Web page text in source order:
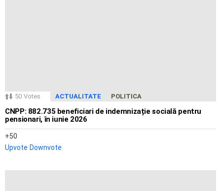
50 Votes ACTUALITATE POLITICA
CNPP: 882.735 beneficiari de indemnizație socială pentru
pensionari, în iunie 2026
50
Upvote Downvote